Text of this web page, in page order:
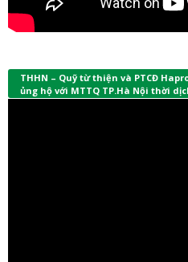
THHN – Quỹ từ thiện và PTCĐ
ủng hộ với MTTQ TP.Hà Nội thời